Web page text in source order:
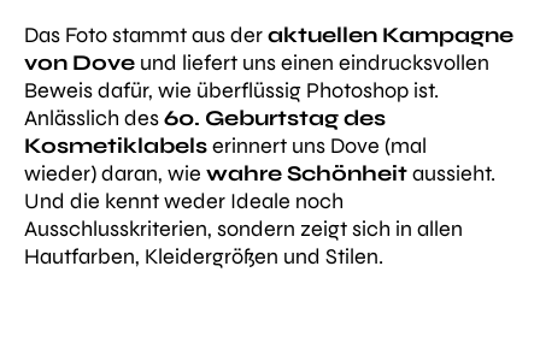
Das Foto stammt aus deraktuellen Kampagne
von Dove und liefert uns einen eindrucksvollen
Beweis dafür, wie überflüssig Photoshop ist.
Anlässlich des60. Geburtstag des
Kosmetiklabelserinnert uns Dove (mal
wieder) daran, wie wahre Schönheitaussieht.
Und die kennt weder Ideale noch
Ausschlusskriterien, sondern zeigt sich in allen
Hautfarben, Kleidergrößen und Stilen.